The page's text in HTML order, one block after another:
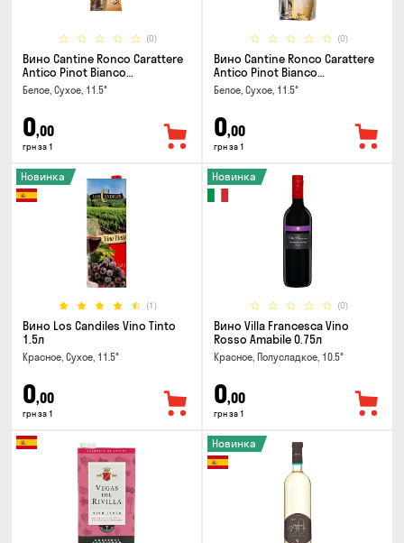
(0)
Вино Cantine Ronco Carattere
Antico Pinot Bianco
Chardonnay Rubicone IGT 0.25л
Белое, Сухое, 11.5°
0,00
грн за 1
(0)
Вино Cantine Ronco Carattere
Antico Pinot Bianco
Chardonnay Rubicone IGT 1л
Белое, Сухое, 11.5°
0,00
грн за 1
(1)
Новинка
Вино Los Candiles Vino Tinto
1.5л
Красное, Сухое, 11.5°
0,00
грн за 1
(0)
Новинка
Вино Villa Francesca Vino
Rosso Amabile 0.75л
Красное, Полусладкое, 10.5°
0,00
грн за 1
Новинка